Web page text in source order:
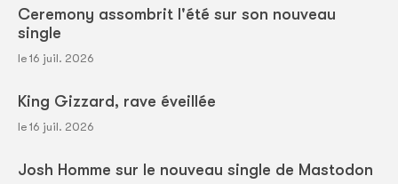
Ceremony assombrit l'été sur son nouveau
single
le 16 juil. 2026
King Gizzard, rave éveillée
le 16 juil. 2026
Josh Homme sur le nouveau single de Mastodon